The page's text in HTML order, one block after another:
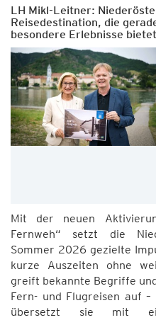
LH Mikl-Leitner:
Reisedestination, die
besondere Erlebnisse bietet
Mit der neuen
Fernweh“ setzt die
Sommer 2026 gezielte
kurze Auszeiten ohne
greift bekannte Begriffe
Fern- und Flugreisen auf
übersetzt sie mit